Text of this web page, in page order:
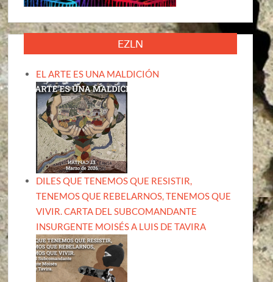
EZLN
EL ARTE ES UNA MALDICIÓN
DILES QUE TENEMOS QUE RESISTIR,
TENEMOS QUE REBELARNOS, TENEMOS QUE
VIVIR. CARTA DEL SUBCOMANDANTE
INSURGENTE MOISÉS A LUIS DE TAVIRA